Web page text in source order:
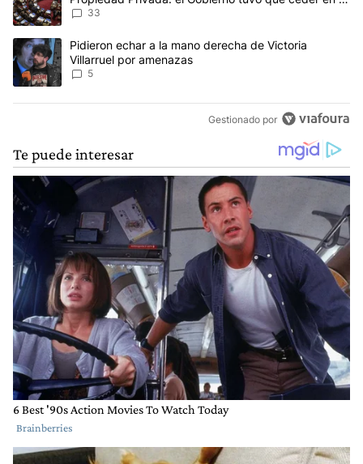
Ley del Manejo del Fuego
33
Un artículo de tendencia con el título "Pidieron echar a la mano
Pidieron echar a la mano derecha de Victoria
Villarruel por amenazas
5
Gestionado por